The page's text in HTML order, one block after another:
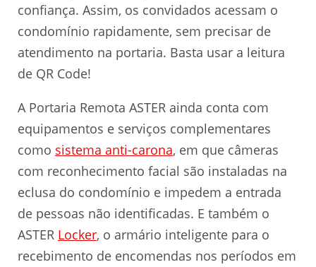
confiança. Assim, os convidados acessam o
condomínio rapidamente, sem precisar de
atendimento na portaria. Basta usar a leitura
de QR Code!
A Portaria Remota ASTER ainda conta com
equipamentos e serviços complementares
como sistema anti-carona, em que câmeras
com reconhecimento facial são instaladas na
eclusa do condomínio e impedem a entrada
de pessoas não identificadas. E também o
ASTER Locker, o armário inteligente para o
recebimento de encomendas nos períodos em